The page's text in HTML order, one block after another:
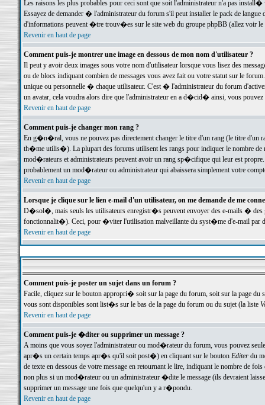
Les raisons les plus probables pour ceci sont que soit l'administrateur n'a pas
Essayez de demander � l'administrateur du forum s'il peut installer le pack de
d'informations peuvent �tre trouv�es sur le site web du groupe phpBB (allez voir le
Revenir en haut de page
Comment puis-je montrer une image en dessous de mon nom d'utilisateur ?
Il peut y avoir deux images sous votre nom d'utilisateur lorsque vous lisez des
ou de blocs indiquant combien de messages vous avez fait ou votre statut sur le
unique ou personnelle � chaque utilisateur. C'est � l'administrateur du forum
un avatar, cela voudra alors dire que l'administrateur en a d�cid� ainsi, vous
Revenir en haut de page
Comment puis-je changer mon rang ?
En g�n�ral, vous ne pouvez pas directement changer le titre d'un rang (le titre d'un
th�me utilis�). La plupart des forums utilisent les rangs pour indiquer le nombre de
mod�rateurs et administrateurs peuvent avoir un rang sp�cifique qui leur est
probablement un mod�rateur ou administrateur qui abaissera simplement votre
Revenir en haut de page
Lorsque je clique sur le lien e-mail d'un utilisateur, on me demande de me
D�sol�, mais seuls les utilisateurs enregistr�s peuvent envoyer des e-mails �
fonctionnalit�). Ceci, pour �viter l'utilisation malveillante du syst�me d'e-mail par
Revenir en haut de page
Comment puis-je poster un sujet dans un forum ?
Facile, cliquez sur le bouton appropri� soit sur la page du forum, soit sur la page du
vous sont disponibles sont list�s sur le bas de la page du forum ou du sujet (la liste
Revenir en haut de page
Comment puis-je �diter ou supprimer un message ?
A moins que vous soyez l'administrateur ou mod�rateur du forum, vous pouvez
apr�s un certain temps apr�s qu'il soit post�) en cliquant sur le bouton Editerdu
de texte en dessous de votre message en retournant le lire, indiquant le nombre
non plus si un mod�rateur ou un administrateur �dite le message (ils devraient
supprimer un message une fois que quelqu'un y a r�pondu.
Revenir en haut de page